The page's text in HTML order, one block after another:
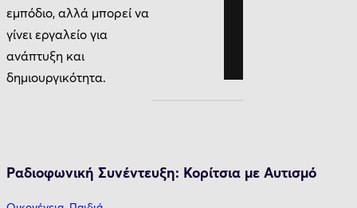
εμπόδιο, αλλά μπορεί να
γίνει εργαλείο για
ανάπτυξη και
δημιουργικότητα.
Ραδιοφωνική Συνέντευξη: Κορίτσια με Αυτισμό